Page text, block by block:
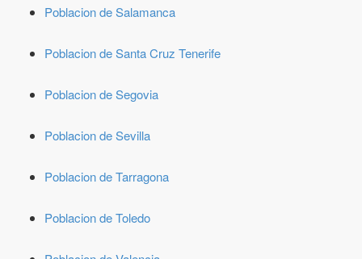
Poblacion de Salamanca
Poblacion de Santa Cruz Tenerife
Poblacion de Segovia
Poblacion de Sevilla
Poblacion de Tarragona
Poblacion de Toledo